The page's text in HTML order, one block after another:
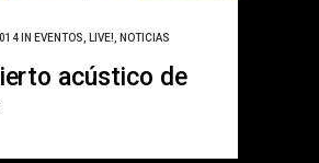
IN EVENTOS LIVE! NOTICIAS
acústico de